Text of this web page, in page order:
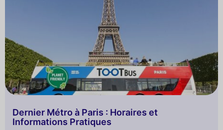
Dernier Métro à Paris : Horaires et
Informations Pratiques